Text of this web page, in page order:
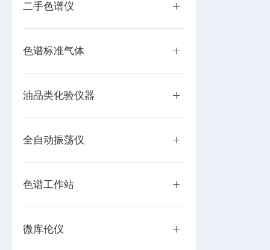
二手色谱仪
色谱标准气体
油品类化验仪器
全自动振荡仪
色谱工作站
微库伦仪